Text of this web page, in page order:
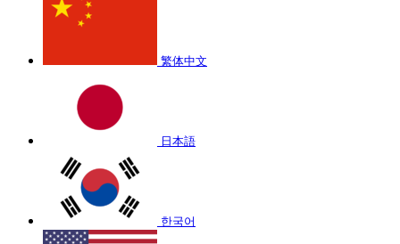
繁体中文
日本語
한국어